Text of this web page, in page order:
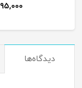
95,000
دیدگاه‌ها